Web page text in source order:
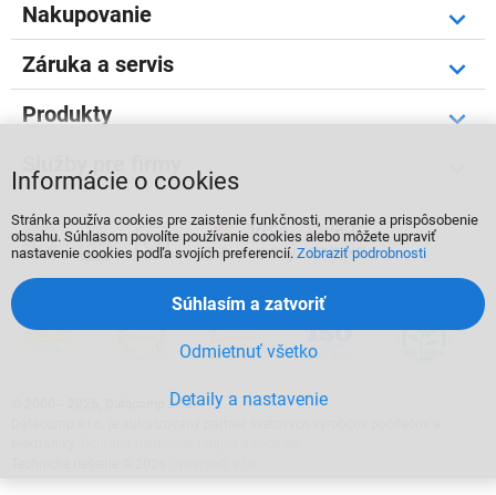
Nakupovanie
Záruka a servis
Produkty
Služby pre firmy
  
2000 - 2026, Datacomp s.r.o.
Informácie o cookies
Stránka používa cookies pre zaistenie funkčnosti, meranie a prispôsobenie
obsahu. Súhlasom povolíte používanie cookies alebo môžete upraviť
nastavenie cookies podľa svojích preferencií. Zobraziť podrobnosti
Detaily a nastavenie
Odmietnuť všetko
Súhlasím a zatvoriť